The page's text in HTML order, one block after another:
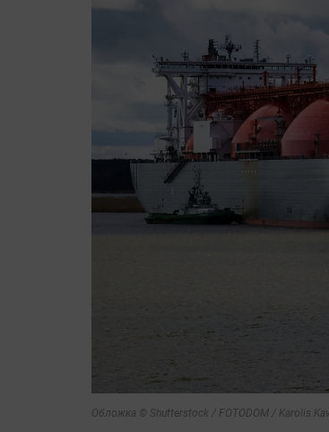
Обложка © Shutterstock / FOTODOM / Karolis